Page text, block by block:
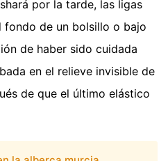
por la tarde, las ligas
fondo de un bolsillo o bajo
de haber sido cuidada
en el relieve invisible de
de que el último elástico